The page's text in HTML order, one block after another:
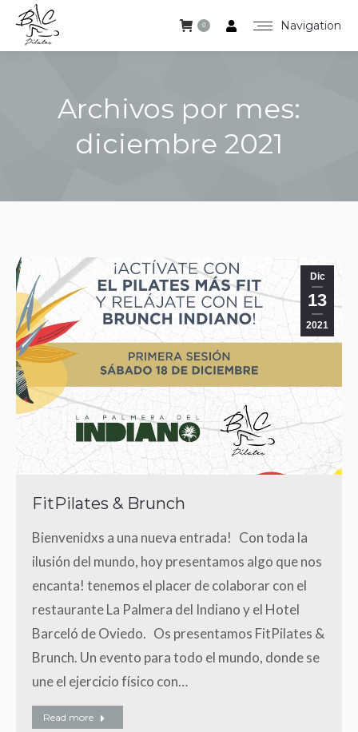
Navigation
0
Archivos por mes:
diciembre 2021
Dic
13
2021
FitPilates & Brunch
Bienvenidxs a una nueva entrada! Con toda la
ilusión del mundo, hoy presentamos algo que nos
encanta! tenemos el placer de colaborar con el
restaurante La Palmera del Indiano y el Hotel
Barceló de Oviedo. Os presentamos FitPilates &
Brunch. Un evento para todo el mundo, donde se
une el ejercicio físico con…
Read more